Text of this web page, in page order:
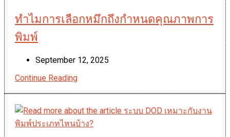
ทำไมการเลือกหมึกถึงกำหนดคุณภาพการ
พิมพ์
Post
September 12, 2025
Continue Readingทำไม
การ
หมึก
ถึง